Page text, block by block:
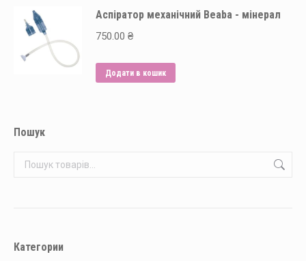
Аспіратор механічний Beaba - мінерал
750.00 ₴
Додати в кошик
Пошук
Категории